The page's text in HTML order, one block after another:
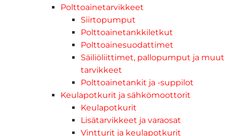
Polttoainetarvikkeet
Siirtopumput
Polttoainetankkiletkut
Polttoainesuodattimet
Säiliöliittimet, pallopumput ja muut
tarvikkeet
Polttoainetankit ja -suppilot
Keulapotkurit ja sähkömoottorit
Keulapotkurit
Lisätarvikkeet ja varaosat
Vintturit ja keulapotkurit